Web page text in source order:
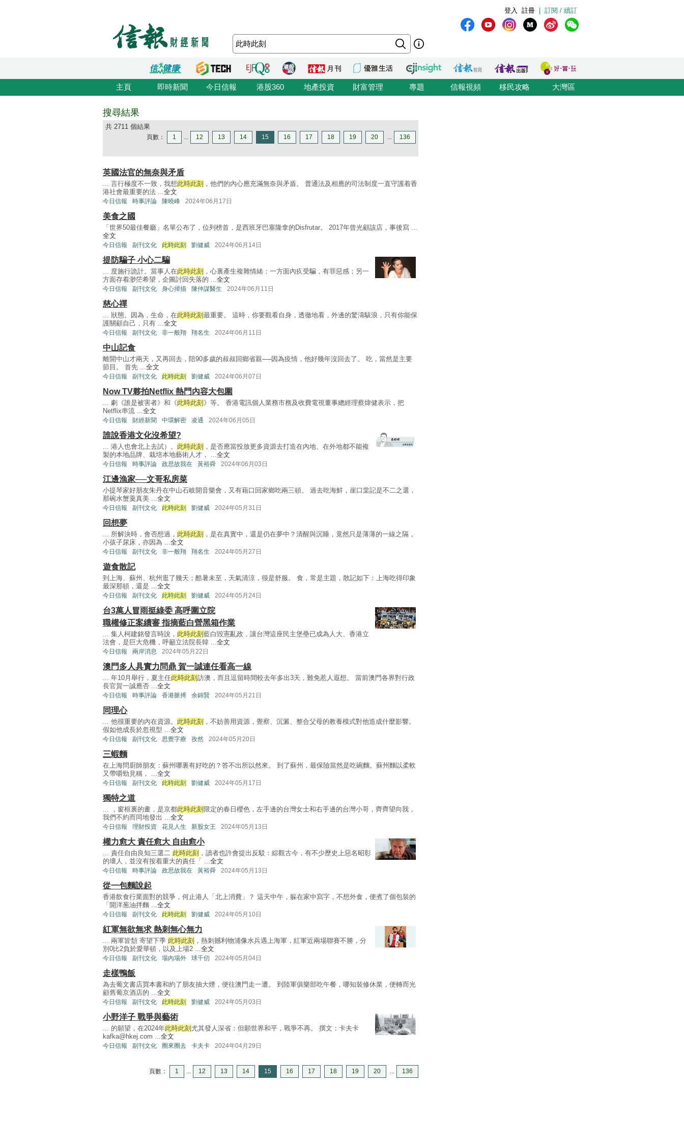
訂閱 / 續訂
註冊
登入
主頁 即時新聞 今日信報 港股360 地產投資 財富管理 專題 信報視頻 移民攻略 大灣區
搜尋結果
共 2711 個結果
頁數： 1 ... 12 13 14 15 16 17 18 19 20 ... 136
英國法官的無奈與矛盾
... 言行極度不一致，我想此時此刻 ，他們的內心應充滿無奈與矛盾。 普通法及相應的司法制度一直守護着香
港社會最重要的法 ...全文
今日信報 時事評論 陳曉峰 2024年06月17日
美食之國
「世界50最佳餐廳」名單公布了，位列榜首，是西班牙巴塞隆拿的Disfrutar。 2017年曾光顧該店，事後寫 ...
全文
今日信報 副刊文化 此時此刻 劉健威 2024年06月14日
提防騙子 小心二騙
... 度施行詭計。當事人在此時此刻 ，心裏產生複雜情緒：一方面內疚受騙，有罪惡感；另一
方面存着渺茫希望，企圖討回失落的 ...全文
今日信報 副刊文化 身心掃描 陳仲謀醫生 2024年06月11日
慈心禪
... 狀態。因為，生命，在此時此刻 最重要。 這時，你要觀看自身，透徹地看，外邊的驚濤駭浪，只有你能保
護關顧自己，只有 ...全文
今日信報 副刊文化 非一般翔 翔名生 2024年06月11日
中山記食
離開中山才兩天，又再回去，陪90多歲的叔叔回鄉省親──因為疫情，他好幾年沒回去了。 吃，當然是主要
節目。 首先 ...全文
今日信報 副刊文化 此時此刻 劉健威 2024年06月07日
Now TV夥拍Netflix 熱門內容大包圍
... 劇《誰是被害者》和《此時此刻 》等。 香港電訊個人業務市務及收費電視董事總經理蔡煒健表示，把
Netflix串流 ...全文
今日信報 財經新聞 中環解密 凌通 2024年06月05日
誰說香港文化沒希望?
... 港人也會北上去試）。 此時此刻 ，是否應當投放更多資源去打造在內地、在外地都不能複
製的本地品牌、栽培本地藝術人才， ...全文
今日信報 時事評論 政思故我在 黃裕舜 2024年06月03日
江邊漁家──文哥私房菜
小提琴家好朋友朱丹在中山石岐開音樂會，又有藉口回家鄉吃兩三頓。 過去吃海鮮，崖口棠記是不二之選，
那碗水蟹羹真美 ...全文
今日信報 副刊文化 此時此刻 劉健威 2024年05月31日
回想夢
... 所解決時，會否想過， 此時此刻 ，是在真實中，還是仍在夢中？清醒與沉睡，竟然只是薄薄的一線之隔，
小孩子尿床，亦因為 ...全文
今日信報 副刊文化 非一般翔 翔名生 2024年05月27日
遊食散記
到上海、蘇州、杭州逛了幾天；酷暑未至，天氣清涼，很是舒服。 食，常是主題，散記如下：上海吃得印象
最深那頓，還是 ...全文
今日信報 副刊文化 此時此刻 劉健威 2024年05月24日
台3萬人冒雨挺綠委 高呼圍立院
職權修正案續審 指摘藍白營黑箱作業
... 集人柯建銘發言時說， 此時此刻 藍白毀憲亂政，讓台灣這座民主堡壘已成為人大、香港立
法會，是巨大危機，呼籲立法院長韓 ...全文
今日信報 兩岸消息 2024年05月22日
澳門多人具實力問鼎 賀一誠連任看高一線
... 年10月舉行，夏主任此時此刻 訪澳，而且逗留時間較去年多出3天，難免惹人遐想。 當前澳門各界對行政
長官賀一誠應否 ...全文
今日信報 時事評論 香港脈搏 余錦賢 2024年05月21日
同理心
... 他很重要的內在資源。 此時此刻 ，不妨善用資源，覺察、沉澱、整合父母的教養模式對他造成什麼影響。
假如他成長於忽視型 ...全文
今日信報 副刊文化 思覺字療 孜然 2024年05月20日
三蝦麵
在上海問廚師朋友：蘇州哪裏有好吃的？答不出所以然來。 到了蘇州，最保險當然是吃碗麵。蘇州麵以柔軟
又帶嚼勁見稱， ...全文
今日信報 副刊文化 此時此刻 劉健威 2024年05月17日
獨特之道
... ，窗框裏的畫，是京都此時此刻 限定的春日櫻色，左手邊的台灣女士和右手邊的台灣小哥，齊齊望向我，
我們不約而同地發出 ...全文
今日信報 理財投資 花見人生 新股女王 2024年05月13日
權力愈大 責任愈大 自由愈小
... 責任自由良知三選二 此時此刻 ，讀者也許會提出反駁：綜觀古今，有不少歷史上惡名昭彰
的壞人，並沒有按着重大的責任「 ...全文
今日信報 時事評論 政思故我在 黃裕舜 2024年05月13日
從一包麵說起
香港飲食行業面對的競爭，何止港人「北上消費」？ 這天中午，躲在家中寫字，不想外食，便煮了個包裝的
「開洋葱油拌麵 ...全文
今日信報 副刊文化 此時此刻 劉健威 2024年05月10日
紅軍無欲無求 熱刺無心無力
... 兩軍皆頹 寄望下季 此時此刻 ，熱刺撼利物浦像水兵遇上海軍，紅軍近兩場聯賽不勝，分
別0比2負於愛華頓，以及上場2 ...全文
今日信報 副刊文化 場內場外 球千仞 2024年05月04日
走樣鴨飯
為去葡文書店買本書和約了朋友抽大煙，便往澳門走一遭。 到陸軍俱樂部吃午餐，哪知裝修休業，便轉而光
顧舊葡京酒店的 ...全文
今日信報 副刊文化 此時此刻 劉健威 2024年05月03日
小野洋子 戰爭與藝術
... 的願望，在2024年此時此刻 尤其發人深省：但願世界和平，戰爭不再。 撰文：卡夫卡
kafka@hkej.com ...全文
今日信報 副刊文化 圈來圈去 卡夫卡 2024年04月29日
頁數： 1 ... 12 13 14 15 16 17 18 19 20 ... 136